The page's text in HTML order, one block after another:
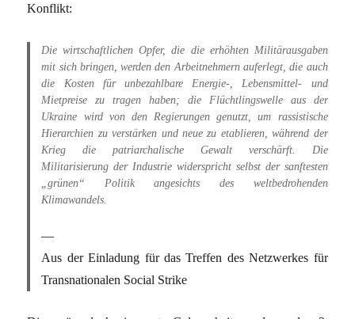
Konflikt:
Die wirtschaftlichen Opfer, die die erhöhten Militärausgaben
mit sich bringen, werden den Arbeitnehmern auferlegt, die auch
die Kosten für unbezahlbare Energie-, Lebensmittel- und
Mietpreise zu tragen haben; die Flüchtlingswelle aus der
Ukraine wird von den Regierungen genutzt, um rassistische
Hierarchien zu verstärken und neue zu etablieren, während der
Krieg die patriarchalische Gewalt verschärft. Die
Militarisierung der Industrie widerspricht selbst der sanftesten
„grünen“ Politik angesichts des weltbedrohenden
Klimawandels.
Aus der Einladung für das Treffen des Netzwerkes für
Transnationalen Social Strike